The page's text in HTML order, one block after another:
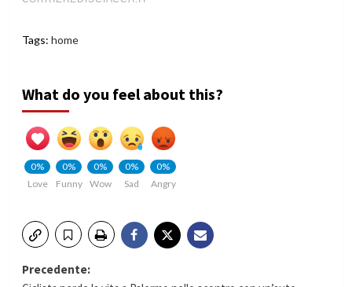
Tags: home
What do you feel about this?
0%
Love
0%
Funny
0%
Wow
0%
Sad
0%
Angry
Navigazione
Precedente: